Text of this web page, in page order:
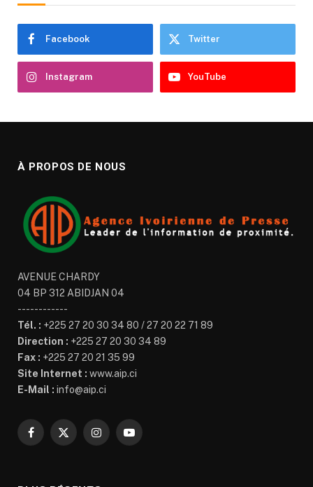
Facebook Twitter
Instagram YouTube
À PROPOS DE NOUS
AVENUE CHARDY
04 BP 312 ABIDJAN 04
------------
Tél. : +225 27 20 30 34 80 / 27 20 22 71 89
Direction : +225 27 20 30 34 89
Fax : +225 27 20 21 35 99
Site Internet : www.aip.ci
E-Mail : info@aip.ci
Facebook
X
InstagramYouTube